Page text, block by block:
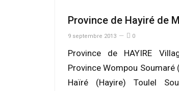
Province de Hayiré de
9 septembre 2013 0
Province de HAYIRE
Province Wompou Soumaré
Haïré (Hayire) Toulel